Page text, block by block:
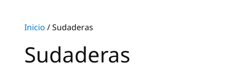
Inicio / Sudaderas
Sudaderas